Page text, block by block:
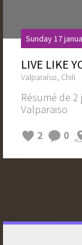
Sunday 17
LIVE LIKE
Valparaíso, Chili
Résumé de
Valparaiso
2
0